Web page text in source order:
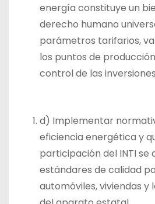
energía constituye un
derecho humano
parámetros tarifarios,
los puntos de
control de las
d) Implementar
eficiencia energética y
participación del INTI se
estándares de calidad
automóviles, viviendas